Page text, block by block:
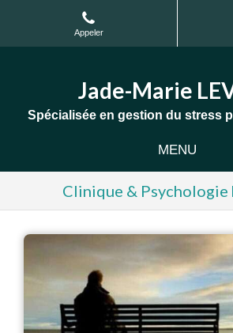
Appeler
Jade-Marie
Spécialisée en gestion du stress
MENU
Clinique & Psychologie